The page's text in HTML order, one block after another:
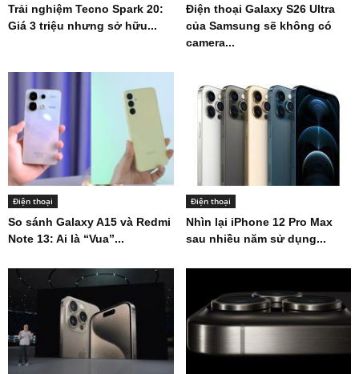
Trải nghiệm Tecno Spark 20:
Giá 3 triệu nhưng sở hữu...
Điện thoại Galaxy S26 Ultra
của Samsung sẽ không có
camera...
Điện thoại
So sánh Galaxy A15 và Redmi
Note 13: Ai là “Vua”...
Điện thoại
Nhìn lại iPhone 12 Pro Max
sau nhiều năm sử dụng...